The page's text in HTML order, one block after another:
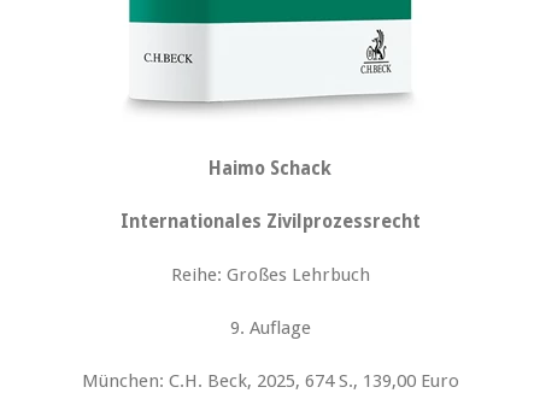
Haimo Schack
Internationales Zivilprozessrecht
Reihe: Großes Lehrbuch
9. Auflage
München: C.H. Beck, 2025, 674 S., 139,00 Euro